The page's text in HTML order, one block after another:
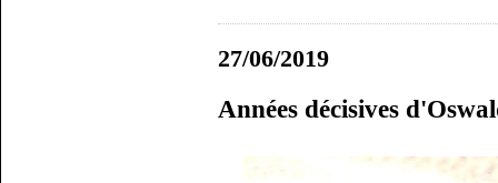
27/06/2019
Années décisives